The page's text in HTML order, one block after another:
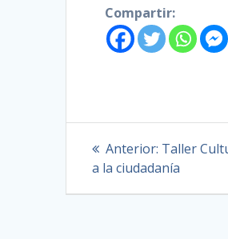
Compartir:
Anterior: Taller
a la ciudadanía